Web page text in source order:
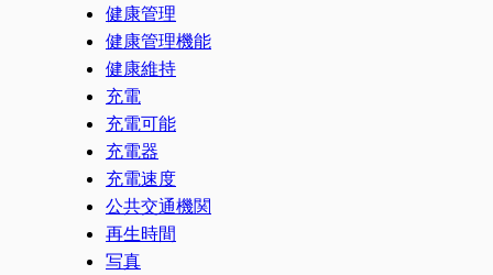
健康管理
健康管理機能
健康維持
充電
充電可能
充電器
充電速度
公共交通機関
再生時間
写真